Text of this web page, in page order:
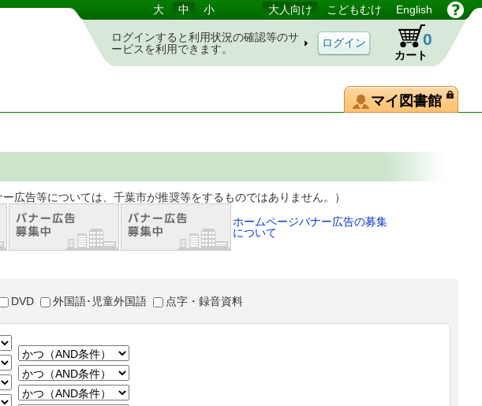
大 中 小 大人向け こどもむけ English
ログインすると利用状況の確認等のサ
ービスを利用できます。
カート
0
マイ図書館
千葉市が推奨等をするものではありません。）
ホームページバナー広告の募集
について
DVD 外国語･児童外国語 点字・録音資料